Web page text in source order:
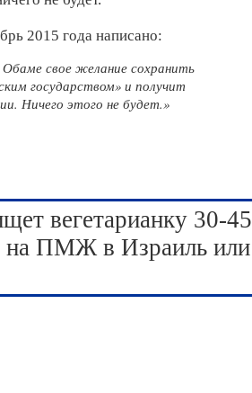
2015 года написано:
свое желание сохранить
государством» и получит
Ничего этого не будет.»
вегетарианку 30-45
на ПМЖ в Израиль или